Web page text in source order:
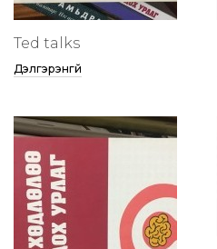
Ted talks
Дэлгэрэнгүй